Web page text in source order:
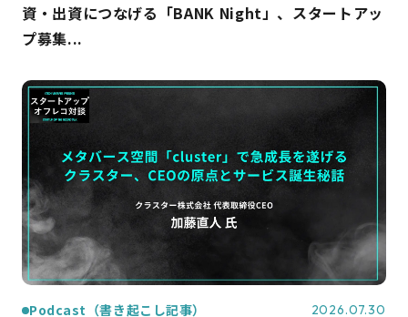
資・出資につなげる「BANK Night」、スタートアッ
プ募集...
Podcast（書き起こし記事） 2026.07.30